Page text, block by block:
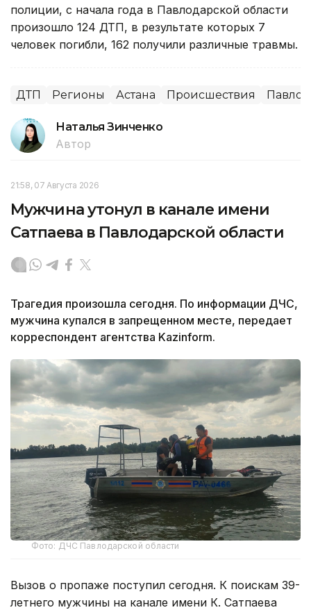
полиции, с начала года в Павлодарской области
произошло 124 ДТП, в результате которых 7
человек погибли, 162 получили различные травмы.
ДТП Регионы Астана Происшествия
Наталья Зинченко
Автор
21:58, 07 Августа 2026
Мужчина утонул в канале имени
Сатпаева в Павлодарской области
Трагедия произошла сегодня. По информации ДЧС,
мужчина купался в запрещенном месте, передает
корреспондент агентства Kazinform.
Фото: ДЧС Павлодарской области
Вызов о пропаже поступил сегодня. К поискам 39-
летнего мужчины на канале имени К. Сатпаева